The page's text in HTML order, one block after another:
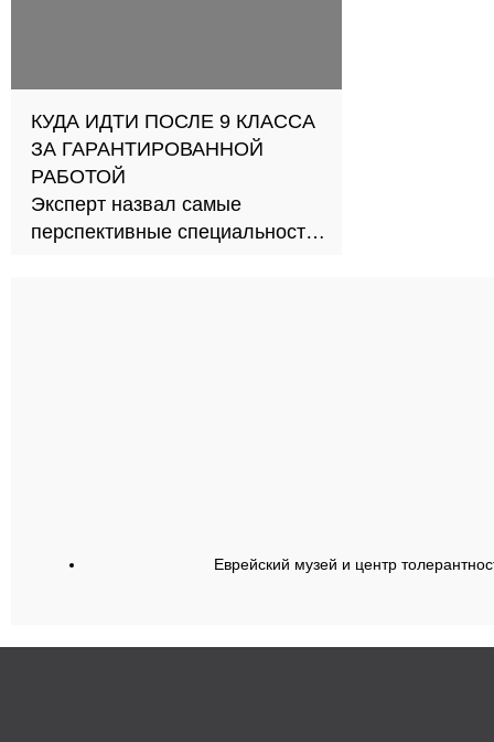
КУДА ИДТИ ПОСЛЕ 9 КЛАССА
ЗА ГАРАНТИРОВАННОЙ
РАБОТОЙ
Эксперт назвал самые
перспективные специальности
Еврейский музей и центр